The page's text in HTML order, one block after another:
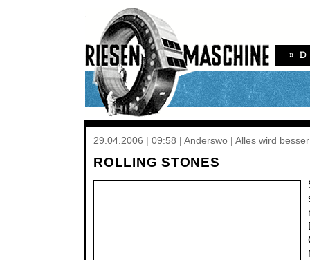
29.04.2006 | 09:58 | Anderswo | Alles wird
ROLLING STONES